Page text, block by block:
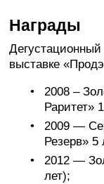
Награды
выставке
2008 –
Раритет»
2009 —
Резерв» 5
2012 —
лет);